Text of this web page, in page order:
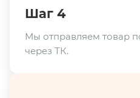
Шаг 4
Мы отправляем товар
через ТК.